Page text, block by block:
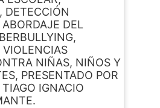
DETECCIÓN
DEL
NIÑAS, NIÑOS Y
PRESENTADO POR
IGNACIO